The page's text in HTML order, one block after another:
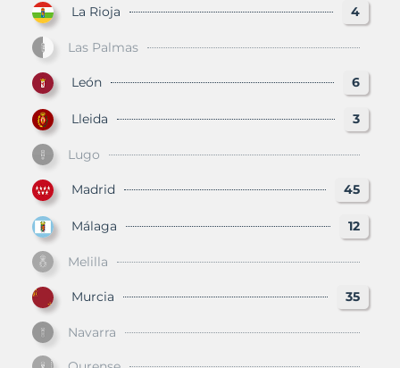
La Rioja 4
Las Palmas
León 6
Lleida 3
Lugo
Madrid 45
Málaga 12
Melilla
Murcia 35
Navarra